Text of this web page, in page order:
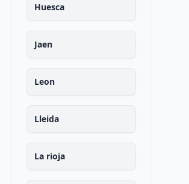
Huesca
Jaen
Leon
Lleida
La rioja